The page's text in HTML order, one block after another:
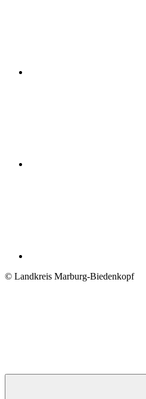
© Landkreis Marburg-Biedenkopf